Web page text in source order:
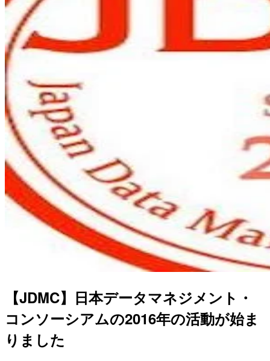
【JDMC】日本データマネジメント・
コンソーシアムの2016年の活動が始ま
りました